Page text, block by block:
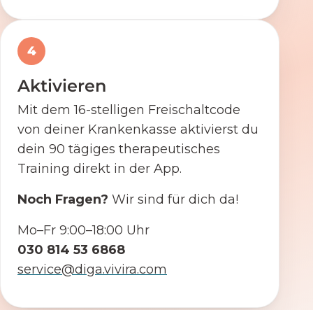
4
Aktivieren
Mit dem 16-stelligen Freischaltcode
von deiner Krankenkasse aktivierst du
dein 90 tägiges therapeutisches
Training direkt in der App.
Noch Fragen? Wir sind für dich da!
Mo–Fr 9:00–18:00 Uhr
030 814 53 6868
service@diga.vivira.com